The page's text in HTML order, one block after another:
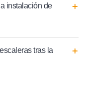
instalación de
tras la